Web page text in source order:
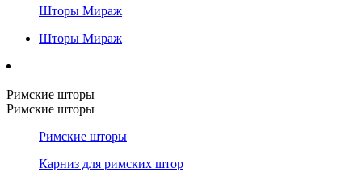
Шторы Мираж
Шторы Мираж
Римские шторы
Римские шторы
Римские шторы
Карниз для римских штор